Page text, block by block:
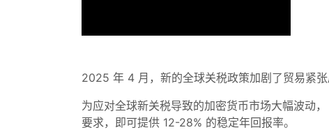
2025 年 4 月，新的全球关税政策加剧了贸易紧
为应对全球新关税导致的加密货币市场大幅波动，
要求，即可提供 12-28% 的稳定年回报率。